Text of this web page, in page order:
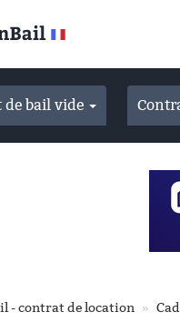
de bail vide
- contrat de location